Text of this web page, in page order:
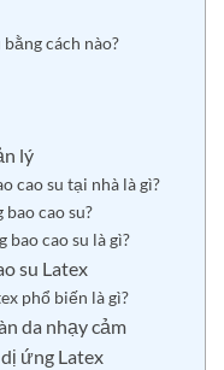
cách nào?
lý
cao su tại nhà là gì?
cao su?
bao cao su là gì?
su Latex
phổ biến là gì?
da nhạy cảm
ứng Latex